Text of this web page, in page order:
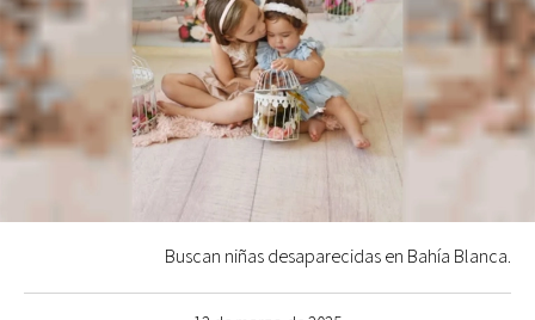
Buscan niñas desaparecidas en Bahía Blanca.